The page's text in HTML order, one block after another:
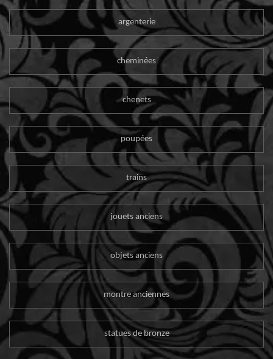
argenterie
cheminées
chenets
poupées
trains
jouets anciens
objets anciens
montre anciennes
statues de bronze